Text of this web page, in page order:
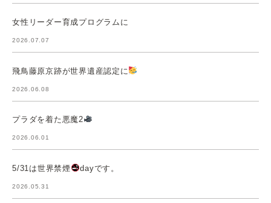
女性リーダー育成プログラムに
2026.07.07
飛鳥藤原京跡が世界遺産認定に
2026.06.08
プラダを着た悪魔2
2026.06.01
5/31は世界禁煙 dayです。
2026.05.31